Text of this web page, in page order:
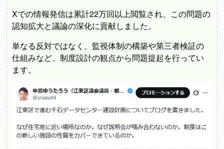
Xでの情報発信は累計22万回以上閲覧され、この問題の
認知拡大と議論の深化に貢献しました。
単なる反対ではなく、監視体制の構築や第三者検証の
仕組みなど、制度設計の観点から問題提起を行ってい
ます。